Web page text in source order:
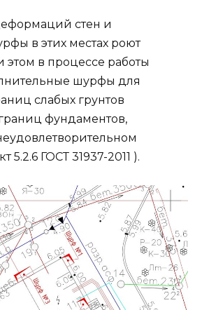
стен и
в этих местах роют
этом в процессе работы
шурфы для
слабых грунтов
фундаментов,
5.2.6 ГОСТ 31937-2011 ).